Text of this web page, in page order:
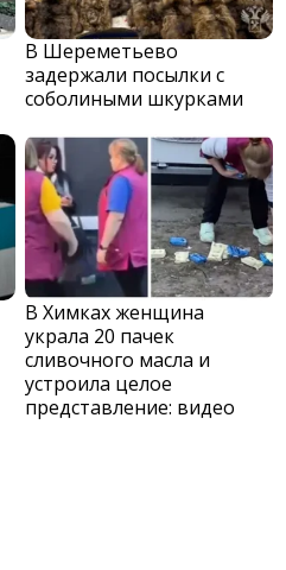
В Шереметьево
задержали посылки с
соболиными шкурками
В Химках женщина
украла 20 пачек
сливочного масла и
устроила целое
представление: видео